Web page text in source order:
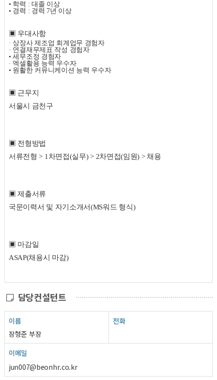
• 학력 :대졸 이상
• 경력 : 경력 7년 이상
▣ 우대사항
· 상장사 제조업 회계업무 경험자
· 연결재무제표 작성 경험자
• 세무조정 경험자
· 엑셀활용 능력 우수자
• 원활한 커뮤니케이션 능력 우수자
▣ 근무지
서울시 금천구
▣ 전형방법
서류전형 > 1차면접(실무) > 2차면접(임원) > 채용
▣ 제출서류
국문이력서 및 자기소개서(MS워드 형식)
▣ 마감일
ASAP(채용시 마감)
담당컨설턴트
이름
장형준 부장
전화
이메일
jun007@beonhr.co.kr